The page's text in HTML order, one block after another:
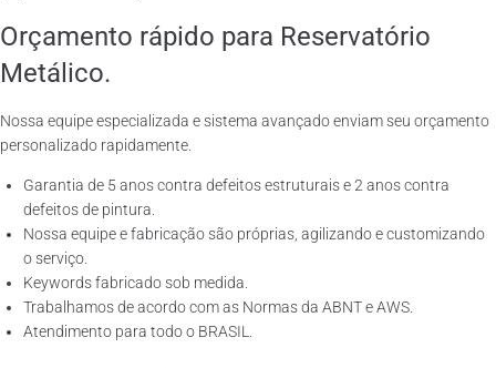
Orçamento rápido para Reservatório
Metálico.
Nossa equipe especializada e sistema avançado enviam seu orçamento
personalizado rapidamente.
Garantia de 5 anos contra defeitos estruturais e 2 anos contra
defeitos de pintura.
Nossa equipe e fabricação são próprias, agilizando e customizando
o serviço.
Keywords fabricado sob medida.
Trabalhamos de acordo com as Normas da ABNT e AWS.
Atendimento para todo o BRASIL.